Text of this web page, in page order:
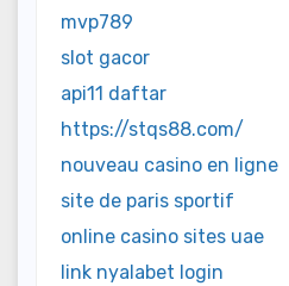
mvp789
slot gacor
api11 daftar
https://stqs88.com/
nouveau casino en ligne
site de paris sportif
online casino sites uae
link nyalabet login